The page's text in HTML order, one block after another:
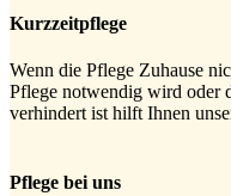
Kurzzeitpflege
Wenn die Pflege Zuhause
Pflege notwendig wird oder
verhindert ist hilft Ihnen
Pflege bei uns